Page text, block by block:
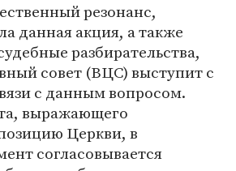
резонанс,
данная акция, а также
разбирательства,
совет (ВЦС) выступит с
с данным вопросом.
выражающего
Церкви, в
согласовывается